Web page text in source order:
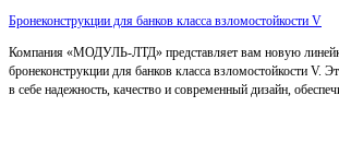
Бронеконструкции для банков класса взломостойкости V
Компания «МОДУЛЬ-ЛТД» представляет вам новую
бронеконструкции для банков класса взломостойкости V.
в себе надежность, качество и современный дизайн,